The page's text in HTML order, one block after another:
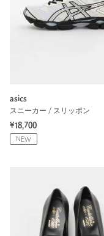
asics
スニーカー / スリッポン
¥18,700
NEW